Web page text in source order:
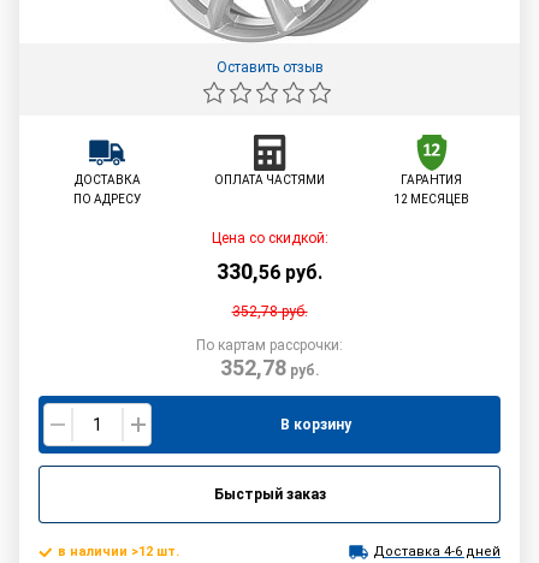
Оставить отзыв
ДОСТАВКА
ПО АДРЕСУ
ОПЛАТА ЧАСТЯМИ
ГАРАНТИЯ
12 МЕСЯЦЕВ
Цена со скидкой:
330,56 руб.
352,78руб.
По картам рассрочки:
352,78руб.
В корзину
Быстрый заказ
в наличии >12 шт. Доставка 4-6 дней